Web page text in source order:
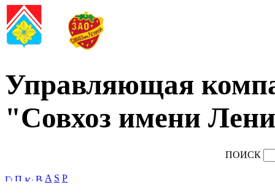
Управляющая
"Совхоз имени
ПОИСК
A S P